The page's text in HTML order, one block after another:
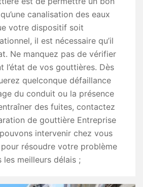
canalisation des eaux
votre dispositif soit
il est nécessaire qu’il
Ne manquez pas de vérifier
l’état de vos gouttières. Dès
quelconque défaillance
du conduit ou la présence
des fuites, contactez
de gouttière Entreprise
intervenir chez vous
résoudre votre problème
meilleurs délais ;